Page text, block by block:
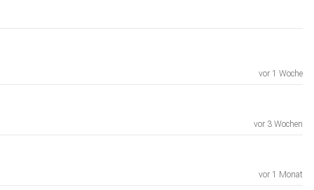
vor 1 Woche
vor 3 Wochen
vor 1 Monat